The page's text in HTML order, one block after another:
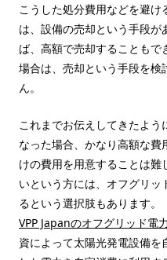
こうした処分費用などを避
は、設備の売却という手段
ば、高額で売却することも
場合は、売却という手段を
ん。
これまでお伝えしてきたよう
なった場合、かなり高額な
けの費用を用意することは
いという方には、オフグリ
るという選択肢もあります。
VPP Japanのオフグリッド電
資によって太陽光発電設備